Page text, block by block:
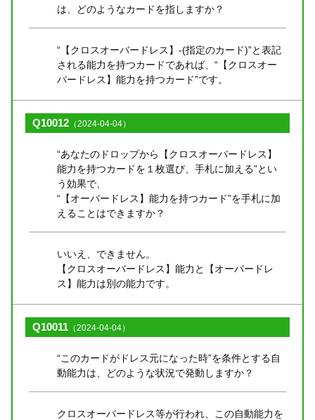
は、どのようなカードを指しますか？
“【クロスオーバードレス】-(指定のカード)”と表記
される能力を持つカードであれば、“【クロスオー
バードレス】能力を持つカード”です。
Q10012 （2024-04-04）
“あなたのドロップから【クロスオーバードレス】
能力を持つカードを１枚選び、手札に加える”とい
う効果で、
“【オーバードレス】能力を持つカード”を手札に加
えることはできますか？
いいえ、できません。
【クロスオーバードレス】能力と【オーバードレ
ス】能力は別の能力です。
Q10011 （2024-04-04）
“このカードがドレス元になった時”を条件とする自
動能力は、どのような状況で発動しますか？
クロスオーバードレス等が行われ、この自動能力を